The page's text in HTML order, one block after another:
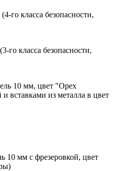
го класса безопасности,
класса безопасности,
10 мм, цвет "Орех
вставками из металла в цвет
10 мм с фрезеровкой, цвет